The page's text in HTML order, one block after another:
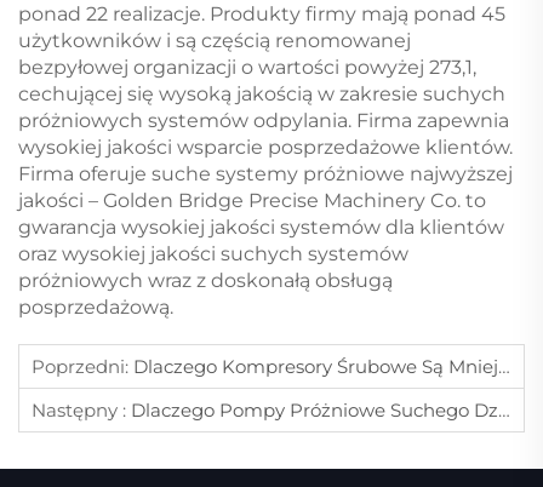
ponad 22 realizacje. Produkty firmy mają ponad 45
użytkowników i są częścią renomowanej
bezpyłowej organizacji o wartości powyżej 273,1,
cechującej się wysoką jakością w zakresie suchych
próżniowych systemów odpylania. Firma zapewnia
wysokiej jakości wsparcie posprzedażowe klientów.
Firma oferuje suche systemy próżniowe najwyższej
jakości – Golden Bridge Precise Machinery Co. to
gwarancja wysokiej jakości systemów dla klientów
oraz wysokiej jakości suchych systemów
próżniowych wraz z doskonałą obsługą
posprzedażową.
Poprzedni: Dlaczego Kompresory Śrubowe Są Mniej Narażone Na Zużycie W Porównaniu Z Innymi Typami Kompresorów?
Następny : Dlaczego Pompy Próżniowe Suchego Działania Wymagają Mniejszego Serwisowania Niż Pompy Próżniowe Z Uszczelnieniem Olejowym?